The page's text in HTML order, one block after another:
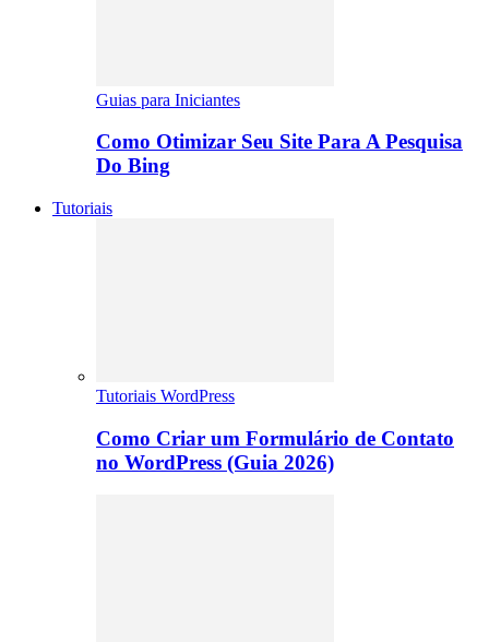
Guias para Iniciantes
Como Otimizar Seu Site Para A Pesquisa
Do Bing
Tutoriais
Tutoriais WordPress
Como Criar um Formulário de Contato
no WordPress (Guia 2026)